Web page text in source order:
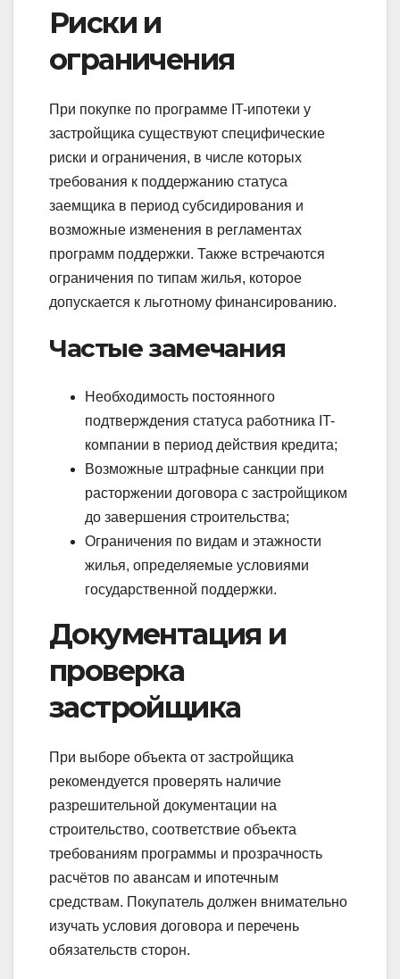
Риски и
ограничения
При покупке по программе IT-ипотеки у
застройщика существуют специфические
риски и ограничения, в числе которых
требования к поддержанию статуса
заемщика в период субсидирования и
возможные изменения в регламентах
программ поддержки. Также встречаются
ограничения по типам жилья, которое
допускается к льготному финансированию.
Частые замечания
Необходимость постоянного
подтверждения статуса работника IT-
компании в период действия кредита;
Возможные штрафные санкции при
расторжении договора с застройщиком
до завершения строительства;
Ограничения по видам и этажности
жилья, определяемые условиями
государственной поддержки.
Документация и
проверка
застройщика
При выборе объекта от застройщика
рекомендуется проверять наличие
разрешительной документации на
строительство, соответствие объекта
требованиям программы и прозрачность
расчётов по авансам и ипотечным
средствам. Покупатель должен внимательно
изучать условия договора и перечень
обязательств сторон.